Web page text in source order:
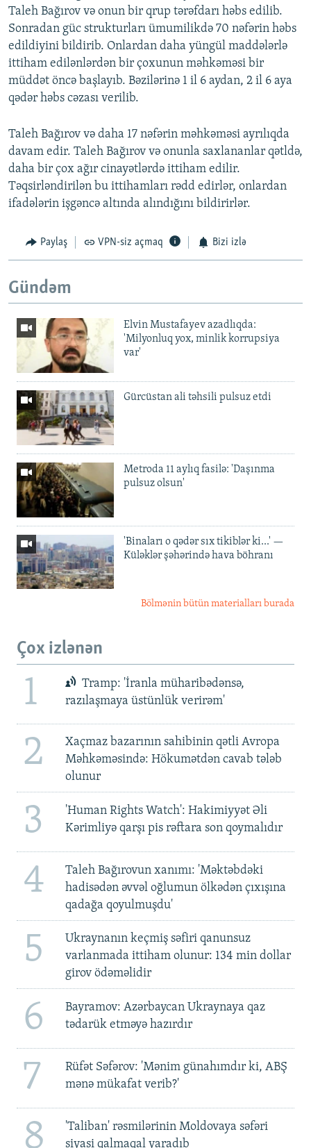
Taleh Bağırov və onun bir qrup tərəfdarı həbs edilib.
Sonradan güc strukturları ümumilikdə 70 nəfərin həbs
edildiyini bildirib. Onlardan daha yüngül maddələrlə
ittiham edilənlərdən bir çoxunun məhkəməsi bir
müddət öncə başlayıb. Bəzilərinə 1 il 6 aydan, 2 il 6 aya
qədər həbs cəzası verilib.
Taleh Bağırov və daha 17 nəfərin məhkəməsi ayrılıqda
davam edir. Taleh Bağırov və onunla saxlananlar qətldə,
daha bir çox ağır cinayətlərdə ittiham edilir.
Təqsirləndirilən bu ittihamları rədd edirlər, onlardan
ifadələrin işgəncə altında alındığını bildirirlər.
Paylaş VPN-siz açmaq Bizi izlə
Gündəm
Elvin Mustafayev azadlıqda:
'Milyonluq yox, minlik korrupsiya
var'
Gürcüstan ali təhsili pulsuz etdi
Metroda 11 aylıq fasilə: 'Daşınma
pulsuz olsun'
'Binaları o qədər sıx tikiblər ki...' —
Küləklər şəhərində hava böhranı
Bölmənin bütün materialları burada
Çox izlənən
1
Tramp: 'İranla müharibədənsə,
razılaşmaya üstünlük verirəm'
2
Xaçmaz bazarının sahibinin qətli Avropa
Məhkəməsində: Hökumətdən cavab tələb
olunur
3
'Human Rights Watch': Hakimiyyət Əli
Kərimliyə qarşı pis rəftara son qoymalıdır
4
Taleh Bağırovun xanımı: 'Məktəbdəki
hadisədən əvvəl oğlumun ölkədən çıxışına
qadağa qoyulmuşdu'
5
Ukraynanın keçmiş səfiri qanunsuz
varlanmada ittiham olunur: 134 min dollar
girov ödəməlidir
6
Bayramov: Azərbaycan Ukraynaya qaz
tədarük etməyə hazırdır
7
Rüfət Səfərov: 'Mənim günahımdır ki, ABŞ
mənə mükafat verib?'
8
'Taliban' rəsmilərinin Moldovaya səfəri
siyasi qalmaqal yaradıb